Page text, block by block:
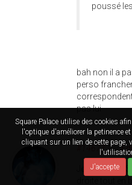
Square Palace utilise des cookies
l'optique d'améliorer la petinence
cliquant sur un lien de cette page,
J'accepte
poussé
bah non il a
perso
pas lui
#14677Par
Je dirais que